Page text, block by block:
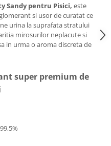
Sandy pentru Pisici, este
si usor de curatat ce
urina la suprafata stratului
mirosurilor neplacute si
in urma o aroma discreta de
super premium de